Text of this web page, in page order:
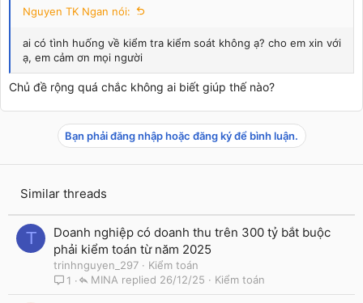
Nguyen TK Ngan nói:
ai có tình huống về kiểm tra kiểm soát không ạ? cho em xin với
ạ, em cảm ơn mọi người
Chủ đề rộng quá chắc không ai biết giúp thế nào?
Bạn phải đăng nhập hoặc đăng ký để bình luận.
Similar threads
T
Doanh nghiệp có doanh thu trên 300 tỷ bắt buộc
phải kiểm toán từ năm 2025
trinhnguyen_297
Kiểm toán
1
Kiểm toán
26/12/25
MINA